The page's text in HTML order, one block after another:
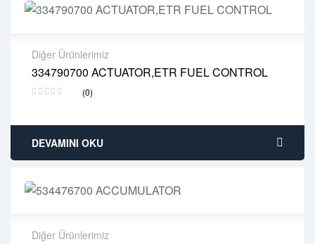
Diğer Ürünlerimiz
334790700 ACTUATOR,ETR FUEL CONTROL
(0)
2 years warranty
Delivery time: 1-2 business days
DEVAMINI OKU
Diğer Ürünlerimiz